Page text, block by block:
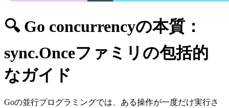
🔍 Go concurrencyの本質：
sync.Onceファミリの包括的
なガイド
Goの並行プログラミングでは、ある操作が一度だけ実行さ